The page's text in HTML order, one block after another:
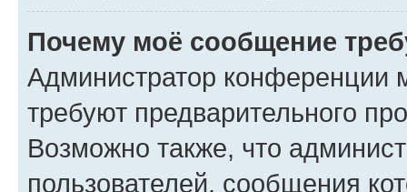
Почему моё сообщение
Администратор конференции
требуют предварительного
Возможно также, что
пользователей, сообщения